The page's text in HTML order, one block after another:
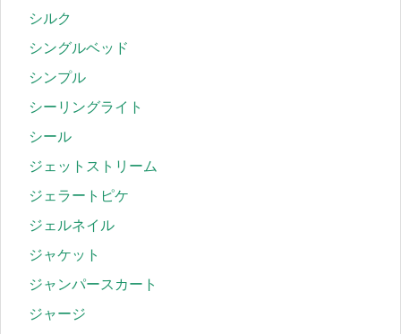
シルク
シングルベッド
シンプル
シーリングライト
シール
ジェットストリーム
ジェラートピケ
ジェルネイル
ジャケット
ジャンパースカート
ジャージ